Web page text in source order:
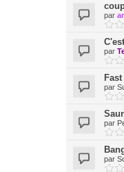
par
par
par
par
par